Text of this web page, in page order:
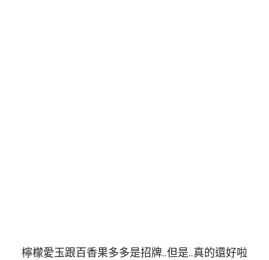
檸檬愛玉跟百香果多多是招牌..但是..真的還好啦